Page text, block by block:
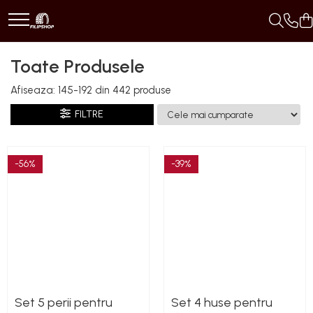
Toate Produsele
Anvelope
Anvelope Reconstruite
Anvelope Second-Hand
Anvelope SH vara
Capace Jante
Accesorii Exterior Auto
Toate Produsele
Afiseaza: 145-192 din 442 produse
FILTRE
-56%
Set 5 perii pentru
-39%
Set 4 huse pentru